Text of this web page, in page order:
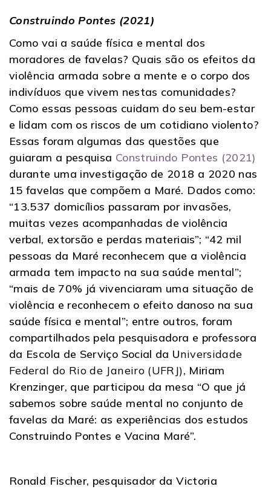
Construindo Pontes (2021)
Como vai a saúde física e mental dos
moradores de favelas? Quais são os efeitos da
violência armada sobre a mente e o corpo dos
indivíduos que vivem nestas comunidades?
Como essas pessoas cuidam do seu bem-estar
e lidam com os riscos de um cotidiano violento?
Essas foram algumas das questões que
guiaram a pesquisa Construindo Pontes (2021)
durante uma investigação de 2018 a 2020 nas
15 favelas que compõem a Maré. Dados como:
“13.537 domicílios passaram por invasões,
muitas vezes acompanhadas de violência
verbal, extorsão e perdas materiais”; “42 mil
pessoas da Maré reconhecem que a violência
armada tem impacto na sua saúde mental”;
“mais de 70% já vivenciaram uma situação de
violência e reconhecem o efeito danoso na sua
saúde física e mental”; entre outros, foram
compartilhados pela pesquisadora e professora
da Escola de Serviço Social da Universidade
Federal do Rio de Janeiro (UFRJ), Miriam
Krenzinger, que participou da mesa “O que já
sabemos sobre saúde mental no conjunto de
favelas da Maré: as experiências dos estudos
Construindo Pontes e Vacina Maré”.
Ronald Fischer, pesquisador da Victoria